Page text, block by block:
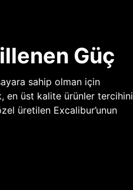
Güç
sahip olman için
en üst kalite ürünler tercihini
üretilen Excalibur’unun